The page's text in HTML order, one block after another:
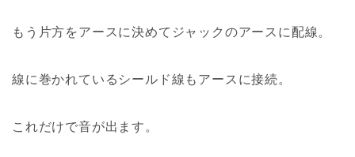
もう片方をアースに決めてジャックのアースに配線。
線に巻かれているシールド線もアースに接続。
これだけで音が出ます。